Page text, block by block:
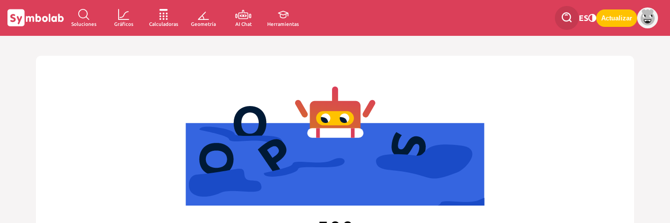
Soluciones Gráficos Calculadoras Geometría AI Chat Herramientas
ES Actualizar